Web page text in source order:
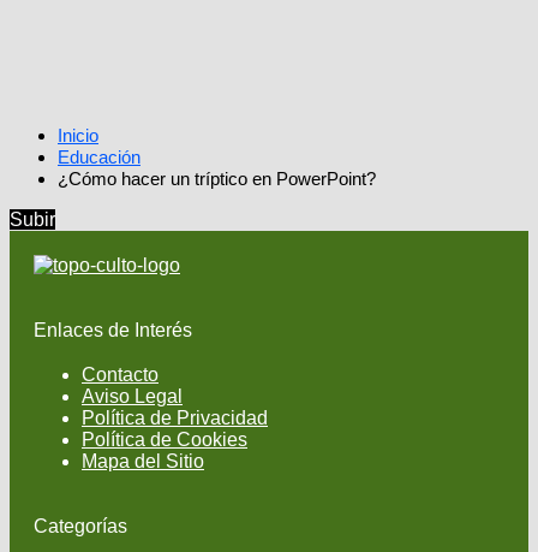
Inicio
Educación
¿Cómo hacer un tríptico en PowerPoint?
Subir
Enlaces de Interés
Contacto
Aviso Legal
Política de Privacidad
Política de Cookies
Mapa del Sitio
Categorías